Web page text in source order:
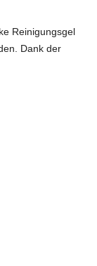
Reinigungsgel
Dank der